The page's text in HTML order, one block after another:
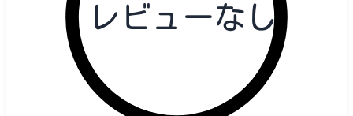
レビューなし